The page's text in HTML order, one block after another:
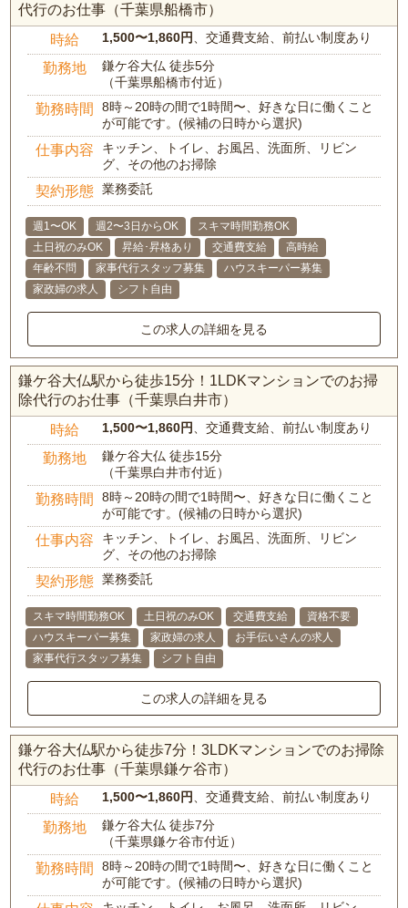
代行のお仕事（千葉県船橋市）
時給 1,500〜1,860円 、交通費支給、前払い制度あり
勤務地
鎌ケ谷大仏 徒歩5分
（千葉県船橋市付近）
勤務時間
8時～20時の間で1時間〜、好きな日に働くこと
が可能です。(候補の日時から選択)
仕事内容
キッチン、トイレ、お風呂、洗面所、リビン
グ、その他のお掃除
契約形態 業務委託
週1〜OK 週2〜3日からOK
スキマ時間勤務OK
土日祝のみOK
昇給･昇格あり 交通費支給
高時給
年齢不問
家事代行スタッフ募集
ハウスキーパー募集
家政婦の求人
シフト自由
この求人の詳細を見る
鎌ケ谷大仏駅から徒歩15分！1LDKマンションでのお掃
除代行のお仕事（千葉県白井市）
時給 1,500〜1,860円 、交通費支給、前払い制度あり
勤務地
鎌ケ谷大仏 徒歩15分
（千葉県白井市付近）
勤務時間
8時～20時の間で1時間〜、好きな日に働くこと
が可能です。(候補の日時から選択)
仕事内容
キッチン、トイレ、お風呂、洗面所、リビン
グ、その他のお掃除
契約形態 業務委託
スキマ時間勤務OK 土日祝のみOK 交通費支給
資格不要
ハウスキーパー募集
家政婦の求人
お手伝いさんの求人
家事代行スタッフ募集
シフト自由
この求人の詳細を見る
鎌ケ谷大仏駅から徒歩7分！3LDKマンションでのお掃除
代行のお仕事（千葉県鎌ケ谷市）
時給 1,500〜1,860円 、交通費支給、前払い制度あり
勤務地
鎌ケ谷大仏 徒歩7分
（千葉県鎌ケ谷市付近）
勤務時間
8時～20時の間で1時間〜、好きな日に働くこと
が可能です。(候補の日時から選択)